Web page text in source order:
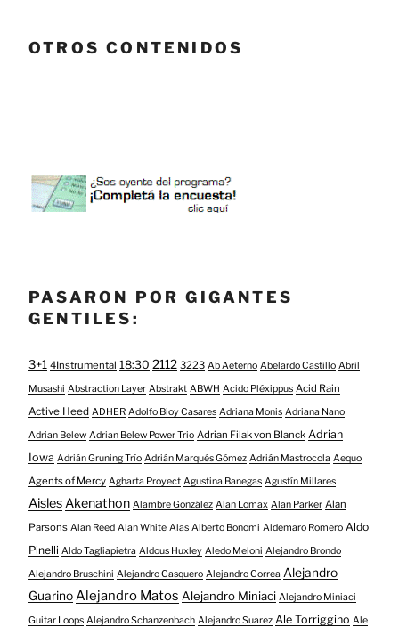
OTROS CONTENIDOS
PASARON POR GIGANTES
GENTILES:
3+1 4Instrumental 18:30 2112 3223 Ab Aeterno Abelardo Castillo Abril
Musashi Abstraction Layer Abstrakt ABWH Acido Pléxippus Acid Rain
Active Heed ADHER Adolfo Bioy Casares Adriana Monis Adriana Nano
Adrian Belew Adrian Belew Power Trio Adrian Filak von Blanck Adrian
Iowa Adrián Gruning Trío Adrián Marqués Gómez Adrián Mastrocola Aequo
Agents of Mercy Agharta Proyect Agustina Banegas Agustín Millares
AislesAkenathon Alambre González Alan Lomax Alan Parker Alan
Parsons Alan Reed Alan White Alas Alberto Bonomi Aldemaro Romero Aldo
Pinelli Aldo Tagliapietra Aldous Huxley Aledo Meloni Alejandro Brondo
Alejandro Bruschini Alejandro Casquero Alejandro Correa Alejandro
GuarinoAlejandro Matos Alejandro Miniaci Alejandro Miniaci
Guitar Loops Alejandro Schanzenbach Alejandro Suarez Ale Torriggino Ale